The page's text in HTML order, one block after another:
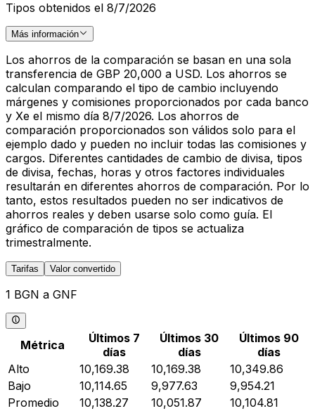
Tipos obtenidos el 8/7/2026
Más información
Los ahorros de la comparación se basan en una sola
transferencia de GBP 20,000 a USD. Los ahorros se
calculan comparando el tipo de cambio incluyendo
márgenes y comisiones proporcionados por cada banco
y Xe el mismo día 8/7/2026. Los ahorros de
comparación proporcionados son válidos solo para el
ejemplo dado y pueden no incluir todas las comisiones y
cargos. Diferentes cantidades de cambio de divisa, tipos
de divisa, fechas, horas y otros factores individuales
resultarán en diferentes ahorros de comparación. Por lo
tanto, estos resultados pueden no ser indicativos de
ahorros reales y deben usarse solo como guía. El
gráfico de comparación de tipos se actualiza
trimestralmente.
Tarifas Valor convertido
1 BGN a GNF
Métrica
Últimos 7
días
Últimos 30
días
Últimos 90
días
Alto
10,169.38 10,169.38
10,349.86
Bajo
10,114.65 9,977.63
9,954.21
Promedio
10,138.27 10,051.87
10,104.81